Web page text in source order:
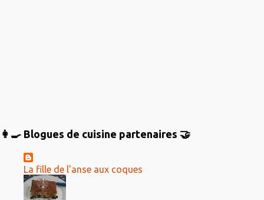
👩‍🍳 Blogues de cuisine partenaires 🤝
La fille de l'anse aux coques